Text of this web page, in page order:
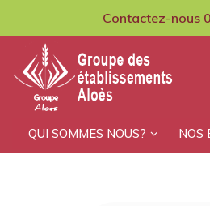
content
Contactez-nous
GCMPIH Aloes
QUI SOMMES NOUS? NOS